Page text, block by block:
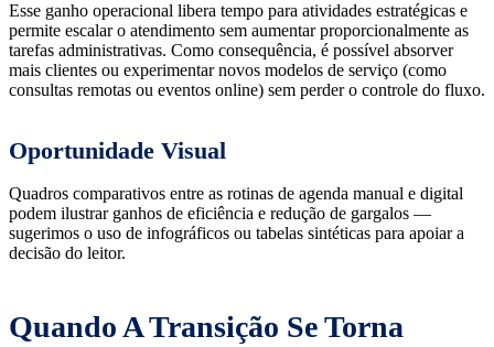
Esse ganho operacional libera tempo para atividades estratégicas e
permite escalar o atendimento sem aumentar proporcionalmente as
tarefas administrativas. Como consequência, é possível absorver
mais clientes ou experimentar novos modelos de serviço (como
consultas remotas ou eventos online) sem perder o controle do fluxo.
Oportunidade Visual
Quadros comparativos entre as rotinas de agenda manual e digital
podem ilustrar ganhos de eficiência e redução de gargalos —
sugerimos o uso de infográficos ou tabelas sintéticas para apoiar a
decisão do leitor.
Quando A Transição Se Torna